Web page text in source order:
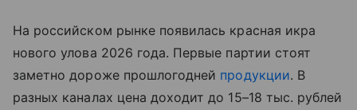
На российском рынке появилась красная икра
нового улова 2026 года. Первые партии стоят
заметно дороже прошлогодней продукции. В
разных каналах цена доходит до 15–18 тыс. рублей